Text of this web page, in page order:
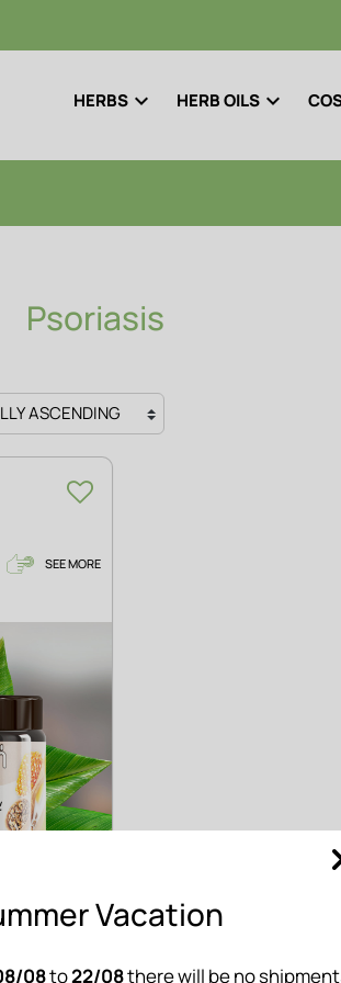
HERBS HERB OILS
Psoriasis
SEE MORE
Vacation
08to22/08there will be no